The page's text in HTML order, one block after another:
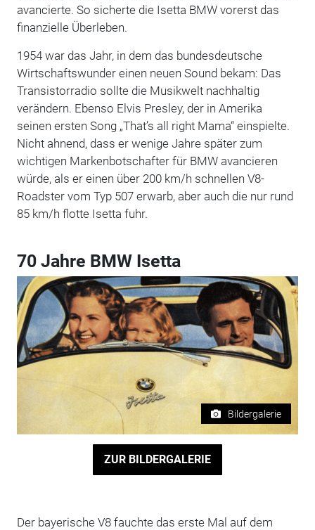
avancierte. So sicherte die Isetta BMW vorerst das
finanzielle Überleben.
1954 war das Jahr, in dem das bundesdeutsche
Wirtschaftswunder einen neuen Sound bekam: Das
Transistorradio sollte die Musikwelt nachhaltig
verändern. Ebenso Elvis Presley, der in Amerika
seinen ersten Song „That’s all right Mama“ einspielte.
Nicht ahnend, dass er wenige Jahre später zum
wichtigen Markenbotschafter für BMW avancieren
würde, als er einen über 200 km/h schnellen V8-
Roadster vom Typ 507 erwarb, aber auch die nur rund
85 km/h flotte Isetta fuhr.
70 Jahre BMW Isetta
Bildergalerie
ZUR BILDERGALERIE
Der bayerische V8 fauchte das erste Mal auf dem